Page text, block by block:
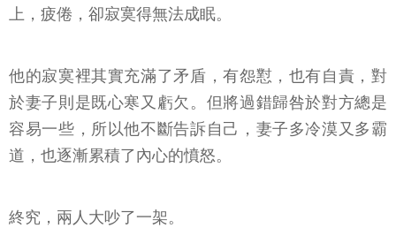
上，疲倦，卻寂寞得無法成眠。
他的寂寞裡其實充滿了矛盾，有怨懟，也有自責，對
於妻子則是既心寒又虧欠。但將過錯歸咎於對方總是
容易一些，所以他不斷告訴自己，妻子多冷漠又多霸
道，也逐漸累積了內心的憤怒。
終究，兩人大吵了一架。